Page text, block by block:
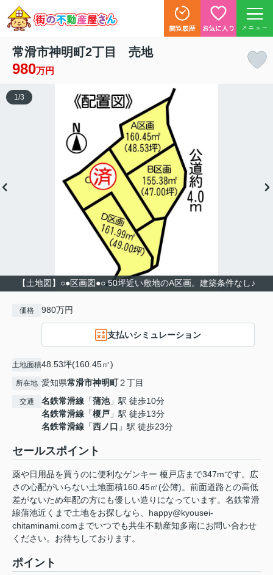
メニュー
常滑市神明町2丁目 売地
980万円
【土地図】○●区画図●○ 50坪近い敷地のA区画。建築条件なし♪
1 /3
価格 980万円
支払いシミュレーション
土地面積48.53坪(160.45㎡)
所在地 愛知県常滑市神明町２丁目
交通 名鉄常滑線 「蒲池」駅 徒歩10分
名鉄常滑線 「榎戸 」駅 徒歩13分
名鉄常滑線 「西ノ口 」駅 徒歩23分
セールスポイント
薬や日用品を買うのに便利なゲンキー 榎戸店まで347mです。広
さの心配がいらない土地面積160.45㎡(公簿)。前面道路との高低
差がないため年配の方にも優しい造りになっています。名鉄常滑
線蒲池近くまで土地をお探しなら、happy@kyousei-
chitaminami.comまでいつでも共生不動産知多南にお問い合わせ
ください。お待ちしております。
ポイント